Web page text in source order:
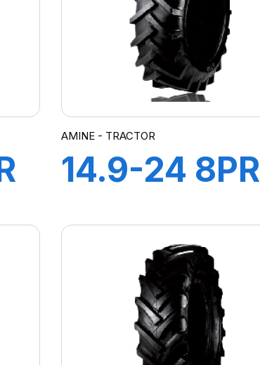
AMINE - TRACTOR
14.9-24 8PR